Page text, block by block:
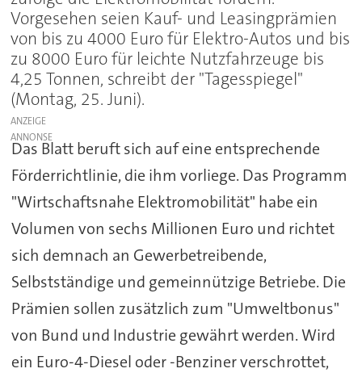
Vorgesehen seien Kauf- und Leasingprämien
von bis zu 4000 Euro für Elektro-Autos und bis
zu 8000 Euro für leichte Nutzfahrzeuge bis
4,25 Tonnen, schreibt der "Tagesspiegel"
(Montag, 25. Juni).
ANZEIGE
Das Blatt beruft sich auf eine entsprechende
Förderrichtlinie, die ihm vorliege. Das Programm
"Wirtschaftsnahe Elektromobilität" habe ein
Volumen von sechs Millionen Euro und richtet
sich demnach an Gewerbetreibende,
Selbstständige und gemeinnützige Betriebe. Die
Prämien sollen zusätzlich zum "Umweltbonus"
von Bund und Industrie gewährt werden. Wird
ein Euro-4-Diesel oder -Benziner verschrottet,